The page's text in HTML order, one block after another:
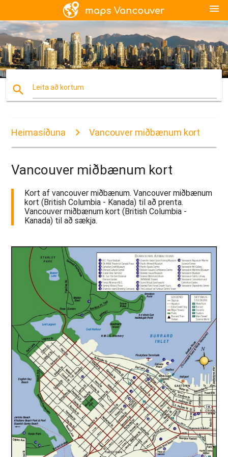
menu
search Leita að kortum
Heimasíðuna Vancouver miðbænum kort
Vancouver miðbænum kort
Kort af vancouver miðbænum. Vancouver miðbænum
kort (British Columbia - Kanada) til að prenta.
Vancouver miðbænum kort (British Columbia -
Kanada) til að sækja.